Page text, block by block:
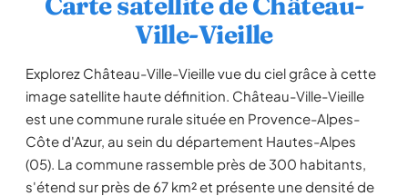
Ville-Vieille
Explorez Château-Ville-Vieille vue du ciel grâce à cette
image satellite haute définition. Château-Ville-Vieille
est une commune rurale située en Provence-Alpes-
Côte d'Azur, au sein du département Hautes-Alpes
(05). La commune rassemble près de 300 habitants,
s'étend sur près de 67 km² et présente une densité de